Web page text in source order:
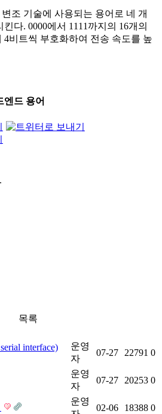
조 기술에 사용되는 용어로 네 개
다. 0000에서 1111까지의 16개의
4비트씩 부호화하여 전송 속도를 높
엔드 용어
목록
interface)
운영
자
07-27 22791 0
운영
자
07-27 20253 0
운영
02-06 18388 0